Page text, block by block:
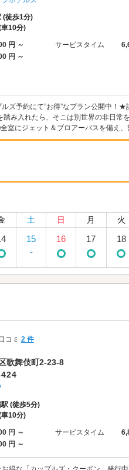
(徒歩1分)
車10分)
円 ～ サービスタイム
円 ～
ズ予約にて”お得”なプラン公開中！
み入れたら、そこは別世界の非日常
室にジェット＆ブロアーバスを備え、
土 日 月 火
15
-
16 17 18
ち3
コミ 2 件
歌舞伎町2-23-8
(徒歩5分)
車10分)
円 ～ サービスタイム
円 ～